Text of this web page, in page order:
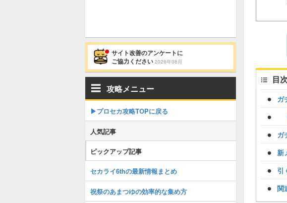
目次
ガ
ガ
新
引
関
サイト改善のアンケートに
ご協力ください 2026年08月
攻略メニュー
▶︎プロセカ攻略TOPに戻る
人気記事
ピックアップ記事
セカライ6thの最新情報まとめ
祝祭のあまつゆの効率的な集め方